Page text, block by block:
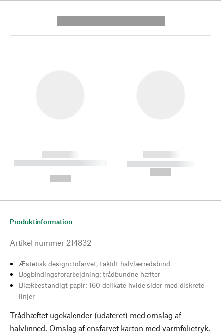
------------
----------- ----------- --------
------------
----------- -----------
Produktinformation
Artikel nummer 214832
Æstetisk design: tofarvet, taktilt halvlærredsbind
Bogbindingsforarbejdning: trådbundne hæfter
Blækbestandigt papir: 160 delikate hvide sider med diskrete
linjer
Trådhæftet ugekalender (udateret) med omslag af
halvlinned. Omslag af ensfarvet karton med varmfolietryk.